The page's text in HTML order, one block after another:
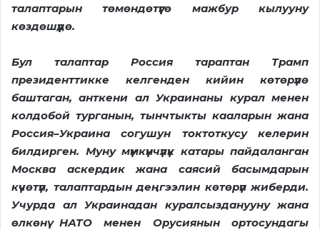
талаптарын төмөндөтүүгө мажбур кылууну
көздөшүүдө.
Бул талаптар Россия тараптан Трамп
президенттикке келгенден кийин көтөрүлө
баштаган, анткени ал Украинаны курал менен
колдобой турганын, тынчтыкты кааларын жана
Россия–Украина согушун токтоткусу келерин
билдирген. Муну мүмкүнчүлүк катары пайдаланган
Москва аскердик жана саясий басымдарын
күчөтүп, талаптардын деңгээлин көтөрүп жиберди.
Учурда ал Украинадан куралсызданууну жана
өлкөнү НАТО менен Орусиянын ортосундагы